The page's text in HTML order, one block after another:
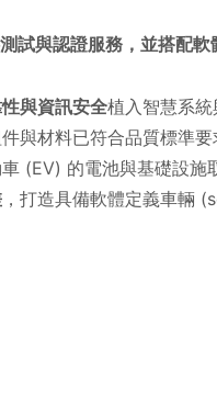
試與認證服務，並搭配軟
與資訊安全植入智慧系統
與材料已符合品質標準要
(EV) 的電池與基礎設施
，打造具備軟體定義車輛